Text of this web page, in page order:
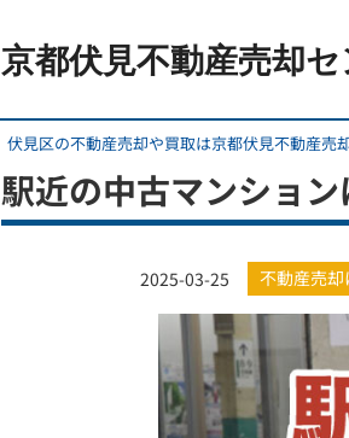
京都伏見不動産売却
伏見区の不動産売却や買取は京都伏見不動産売
駅近の中古マンショ
2025-03-25 不動産売却